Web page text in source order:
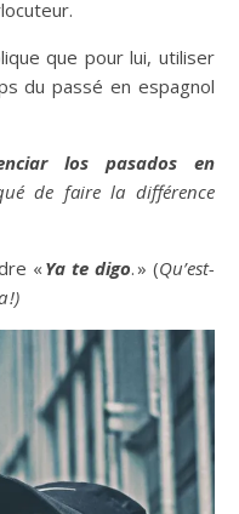
que pour lui, utiliser
du passé en espagnol
los pasados en
de faire la différence
« Ya te digo. » (Qu’est-
!)